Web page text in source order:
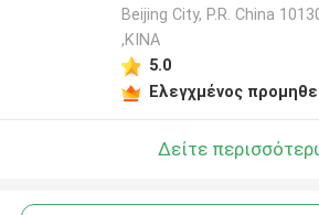
Beijing City, P.R. China
,ΚΙΝΑ
5.0
Ελεγχμένος
Δείτε